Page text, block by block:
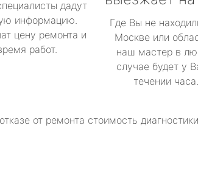
дадут
информацию.
цену ремонта и
работ.
Где Вы не
Москве или
наш мастер в
случае будет у
течении часа.
от ремонта стоимость